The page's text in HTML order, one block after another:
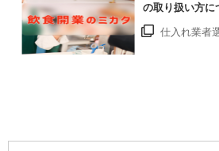
の取り扱い方に
仕入れ業者